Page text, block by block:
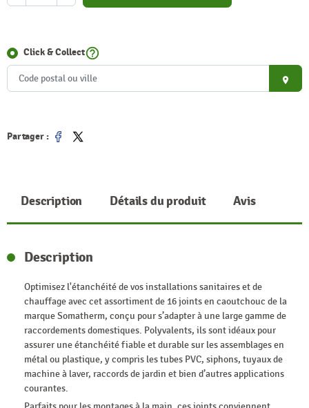
Click & Collecthelp_outline
place
Partager :
Partager
Tweet
Description Détails du produit Avis
Description
Optimisez l'étanchéité de vos installations sanitaires et de
chauffage avec cet assortiment de 16 joints en caoutchouc de la
marque Somatherm, conçu pour s’adapter à une large gamme de
raccordements domestiques. Polyvalents, ils sont idéaux pour
assurer une étanchéité fiable et durable sur les assemblages en
métal ou plastique, y compris les tubes PVC, siphons, tuyaux de
machine à laver, raccords de jardin et bien d’autres applications
courantes.